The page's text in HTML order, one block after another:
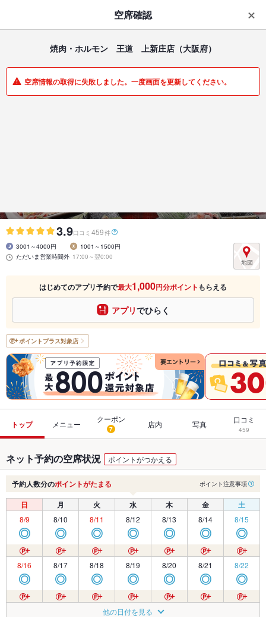
はじめてのアプリ予約で最大1,000円分ポイントもらえる
ダウンロード アプリで開く
一覧 マイメニュー
3.9口コミ 459件
3001～4000円
1001～1500円
ただいま営業時間外 17:00～翌0:00
はじめてのアプリ予約で最大1,000円分ポイント もらえる
アプリでひらく
ポイントプラス対象店
トップ メニュー
クーポン
7 店内 写真 口コミ
459
ネット予約の空席状況 ポイントがつかえる
予約人数分のポイントがたまる ポイント注意事項
日 月 火 水 木 金 土
8/9
◎
8/10
◎
8/11
◎
8/12
◎
8/13
◎
8/14
◎
8/15
◎
8/16
◎
8/17
◎
8/18
◎
8/19
◎
8/20
◎
8/21
◎
8/22
◎
8/25 8/26 8/27
他の日付を見る
空席確認
焼肉・ホルモン 王道 上新庄店 （大阪府）
空席情報の取得に失敗しました。一度画面を更新してください。